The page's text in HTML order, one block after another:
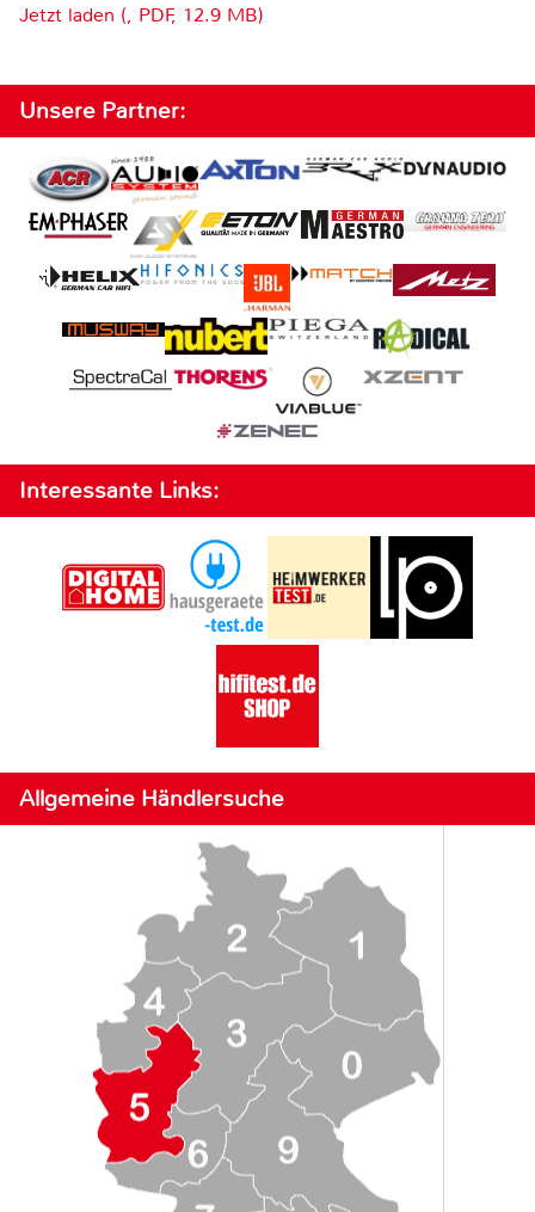
Jetzt laden (, PDF, 12.9 MB)
Unsere Partner:
Interessante Links:
Allgemeine Händlersuche